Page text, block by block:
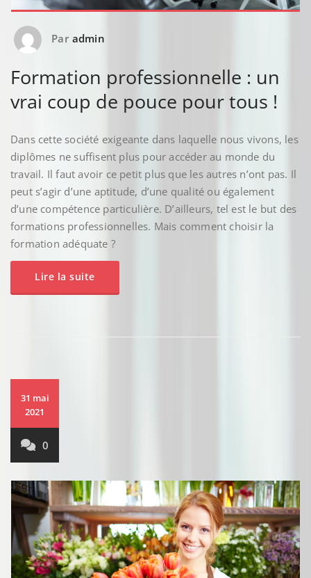
Par admin
Formation professionnelle : un
vrai coup de pouce pour tous !
Dans cette société exigeante dans laquelle nous vivons, les
diplômes ne suffisent plus pour accéder au monde du
travail. Il faut avoir ce petit plus que les autres n’ont pas. Il
peut s’agir d’une aptitude, d’une qualité ou également
d’une compétence particulière. D’ailleurs, tel est le but des
formations professionnelles. Mais comment choisir la
formation adéquate ?
Lire la suite
31 mai
2021
0